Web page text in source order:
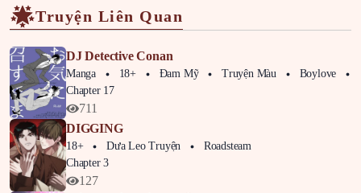
Truyện Liên Quan
DJ Detective Conan
Manga 18+ Đam Mỹ Truyện Màu Boylove
Chapter 17
711
DIGGING
18+ Dưa Leo Truyện
Roadsteam
Chapter 3
127